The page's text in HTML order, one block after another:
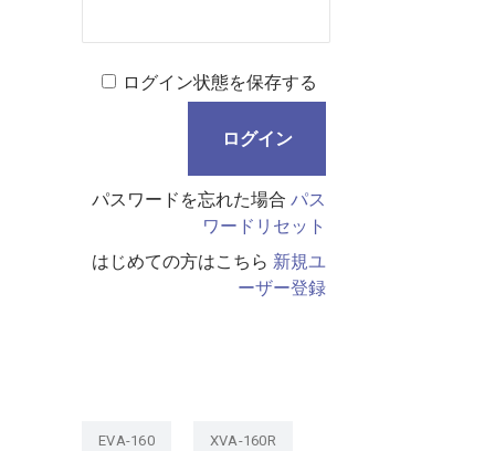
ログイン状態を保存する
パスワードを忘れた場合 パス
ワードリセット
はじめての方はこちら 新規ユ
ーザー登録
EVA-160 XVA-160R